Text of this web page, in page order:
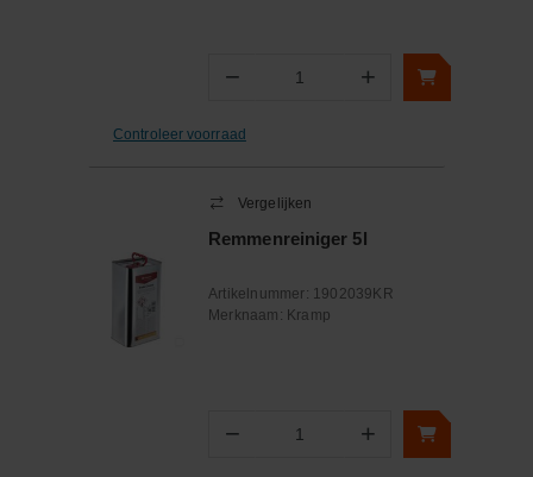
− Aantal +
Controleer voorraad
Vergelijken
Remmenreiniger 5l
Artikelnummer: 1902039KR
Merknaam: Kramp
− Aantal +